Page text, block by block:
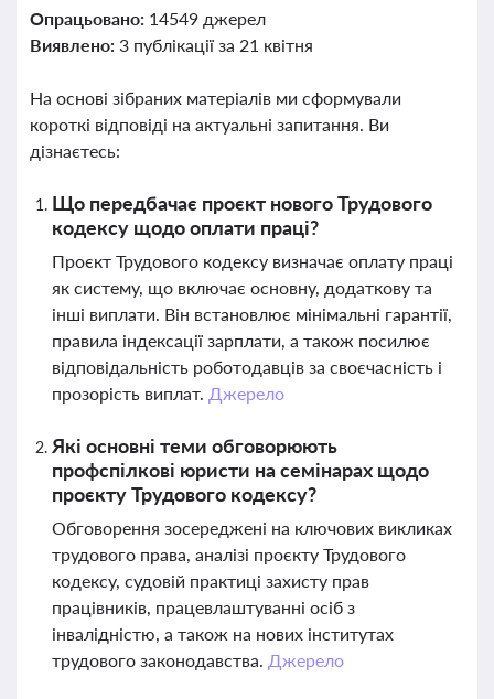
Опрацьовано: 14549 джерел
Виявлено: 3 публікації за 21 квітня
На основі зібраних матеріалів ми сформували
короткі відповіді на актуальні запитання. Ви
дізнаєтесь:
Що передбачає проєкт нового Трудового
кодексу щодо оплати праці?
Проєкт Трудового кодексу визначає оплату праці
як систему, що включає основну, додаткову та
інші виплати. Він встановлює мінімальні гарантії,
правила індексації зарплати, а також посилює
відповідальність роботодавців за своєчасність і
прозорість виплат. Джерело
Які основні теми обговорюють
профспілкові юристи на семінарах щодо
проєкту Трудового кодексу?
Обговорення зосереджені на ключових викликах
трудового права, аналізі проєкту Трудового
кодексу, судовій практиці захисту прав
працівників, працевлаштуванні осіб з
інвалідністю, а також на нових інститутах
трудового законодавства. Джерело